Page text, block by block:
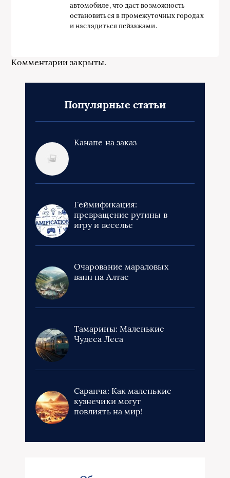
автомобиле, что даст возможность
остановиться в промежуточных городах
и насладиться пейзажами.
Комментарии закрыты.
Популярные статьи
Канапе на заказ
Геймификация:
превращение рутины в
игру и веселье
Очарование мараловых
ванн на Алтае
Тамарины: Маленькие
Чудеса Леса
Саранча: Как маленькие
кузнечики могут
повлиять на мир!